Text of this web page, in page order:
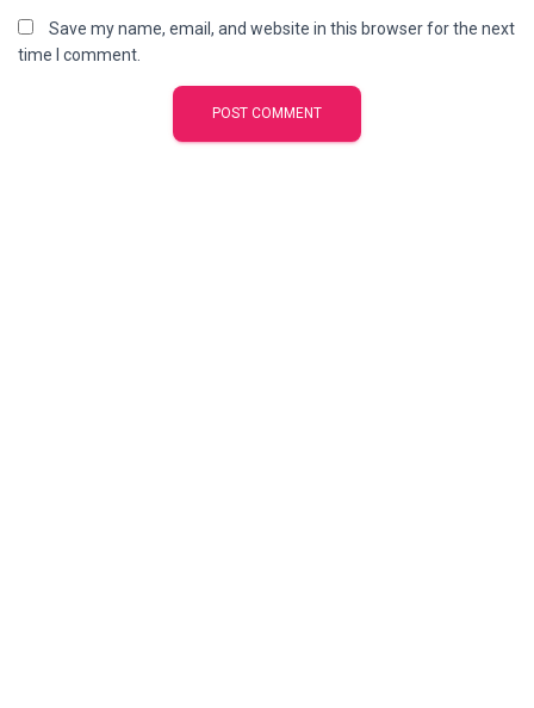
Save my name, email, and website in this browser for the next
time I comment.